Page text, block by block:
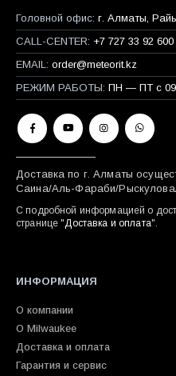
Головной офис: г. Алматы,
CALL-CENTER: +7 727 33 92 600
EMAIL: order@meteorit.kz
РЕЖИМ РАБОТЫ: ПН — ПТ с
Доставка по г. Алматы
Саина/Аль-Фараби/
С подробной информацией о
странице " Доставка и оплата".
ИНФОРМАЦИЯ
О компании
О Milwaukee
Доставка и оплата
Гарантия и сервис